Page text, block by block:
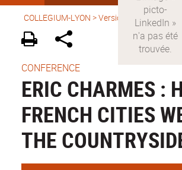
COLLEGIUM-LYON >Version anglaise >
CONFERENCE
ERIC CHARMES :
FRENCH CITIES
THE